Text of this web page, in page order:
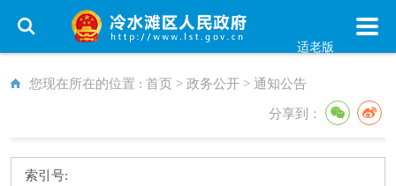
适老版
您现在所在的位置 : 首页 > 政务公开 > 通知公告
分享到：
索引号: